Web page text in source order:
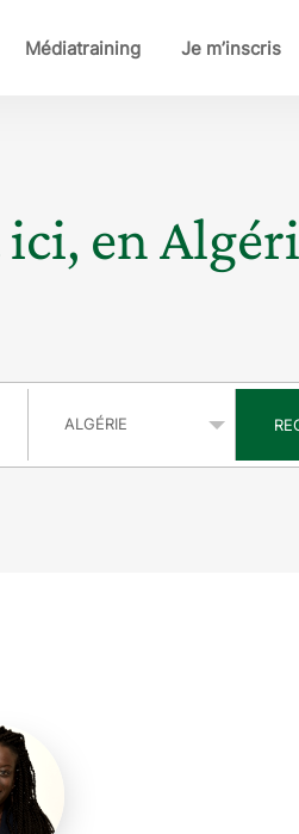
Médiatraining Je m’inscris
en